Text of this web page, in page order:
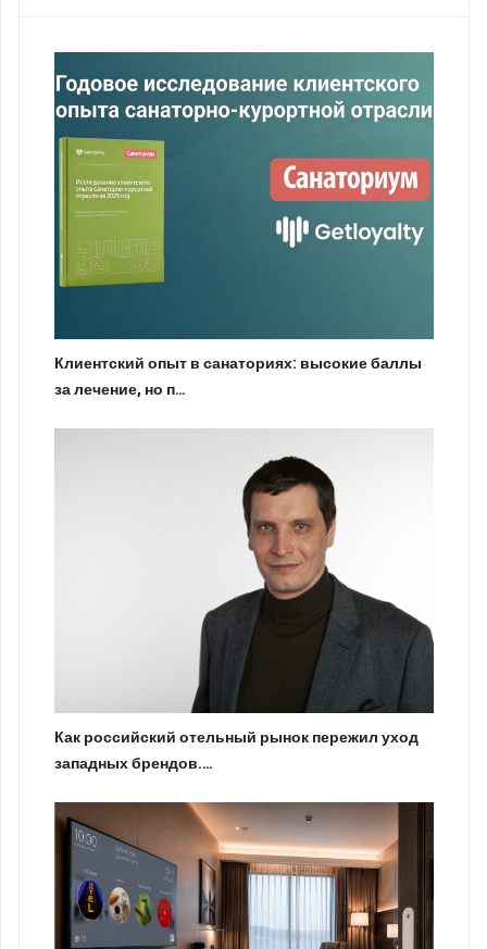
Клиентский опыт в санаториях: высокие баллы
за лечение, но п…
Как российский отельный рынок пережил уход
западных брендов.…